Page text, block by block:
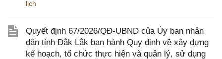
lịch
Quyết định 67/2026/QĐ-UBND của Ủy ban nhân
dân tỉnh Đắk Lắk ban hành Quy định về xây dựng
kế hoạch, tổ chức thực hiện và quản lý, sử dụng